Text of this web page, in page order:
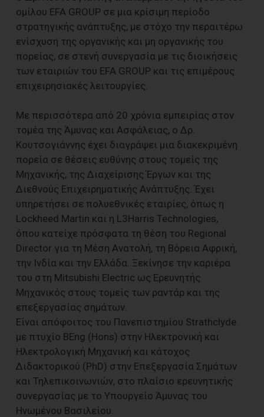
ομίλου EFA GROUP σε μια κρίσιμη περίοδο
στρατηγικής ανάπτυξης, με στόχο την περαιτέρω
ενίσχυση της οργανικής και μη οργανικής του
πορείας, σε στενή συνεργασία με τις διοικήσεις
των εταιριών του EFA GROUP και τις επιμέρους
επιχειρησιακές λειτουργίες.
Με περισσότερα από 20 χρόνια εμπειρίας στον
τομέα της Άμυνας και Ασφάλειας, ο Δρ.
Κουτσογιάννης έχει διαγράψει μια διακεκριμένη
πορεία σε θέσεις ευθύνης στους τομείς της
Μηχανικής, της Διαχείρισης Έργων και της
Διεθνούς Επιχειρηματικής Ανάπτυξης. Έχει
υπηρετήσει σε πολυεθνικές εταιρίες, όπως η
Lockheed Martin και η L3Harris Technologies,
όπου κατείχε πρόσφατα τη θέση του Regional
Director για τη Μέση Ανατολή, τη Βόρεια Αφρική,
την Ινδία και την Ελλάδα. Ξεκίνησε την καριέρα
του στη Mitsubishi Electric ως Ερευνητής
Μηχανικός στους τομείς των ραντάρ και της
επεξεργασίας σημάτων.
Είναι απόφοιτος του Πανεπιστημίου Strathclyde
με πτυχίο BEng (Hons) στην Ηλεκτρονική και
Ηλεκτρολογική Μηχανική και κάτοχος
Διδακτορικού (PhD) στην Επεξεργασία Σημάτων
και Τηλεπικοινωνιών, στο πλαίσιο ερευνητικής
συνεργασίας με το Υπουργείο Άμυνας του
Ηνωμένου Βασιλείου.